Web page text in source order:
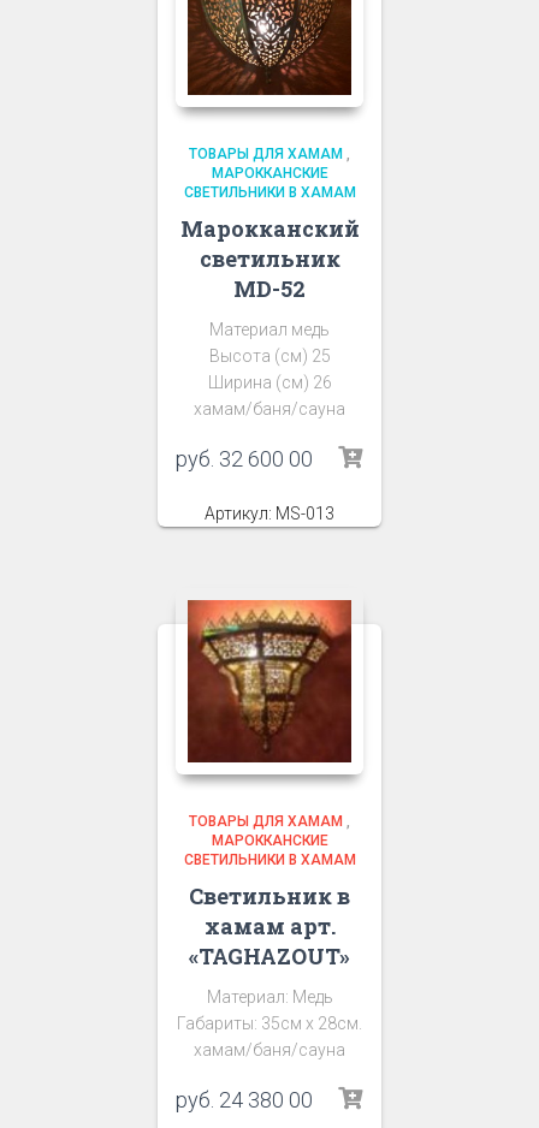
ТОВАРЫ ДЛЯ ХАМАМ
МАРОККАНСКИЕ
СВЕТИЛЬНИКИ В ХАМАМ
Марокканский
светильник
MD-52
Материал медь
Высота (см) 25
Ширина (см) 26
хамам/баня/сауна
руб. 32 600 00
Артикул: MS-013
ТОВАРЫ ДЛЯ ХАМАМ
МАРОККАНСКИЕ
СВЕТИЛЬНИКИ В ХАМАМ
Светильник в
хамам арт.
«TAGHAZOUT»
Материал: Медь
Габариты: 35см х 28см.
хамам/баня/сауна
руб. 24 380 00